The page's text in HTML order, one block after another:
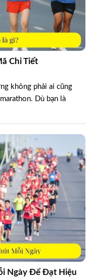
Chi Tiết
không phải ai cũng
Dù bạn là
Ngày Để Đạt Hiệu